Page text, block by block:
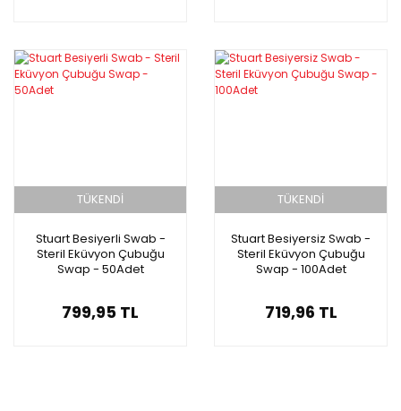
TÜKENDİ
Stuart Besiyerli Swab -
Steril Eküvyon Çubuğu
Swap - 50Adet
799,95 TL
TÜKENDİ
Stuart Besiyersiz Swab -
Steril Eküvyon Çubuğu
Swap - 100Adet
719,96 TL